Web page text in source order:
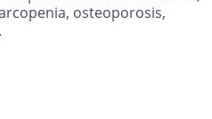
osteoporosis,